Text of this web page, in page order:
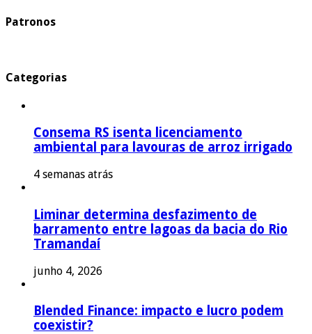
Patronos
Categorias
Consema RS isenta licenciamento
ambiental para lavouras de arroz irrigado
4 semanas atrás
Liminar determina desfazimento de
barramento entre lagoas da bacia do Rio
Tramandaí
junho 4, 2026
Blended Finance: impacto e lucro podem
coexistir?